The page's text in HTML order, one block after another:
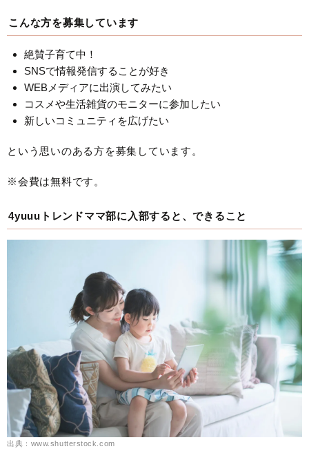
こんな方を募集しています
絶賛子育て中！
SNSで情報発信することが好き
WEBメディアに出演してみたい
コスメや生活雑貨のモニターに参加したい
新しいコミュニティを広げたい
という思いのある方を募集しています。
※会費は無料です。
4yuuuトレンドママ部に入部すると、できること
出典：www.shutterstock.com